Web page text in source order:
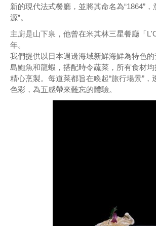
新的現代法式餐廳，並將其命名為“1864”，
源”。
主廚是山下泉，他曾在米其林三星餐廳「
年。
我們提供以日本週邊海域新鮮海鮮為特色
島鮑魚和龍蝦，搭配時令蔬菜，所有食材
精心烹製。每道菜都旨在喚起“旅行場景”，
色彩，為五感帶來難忘的體驗。